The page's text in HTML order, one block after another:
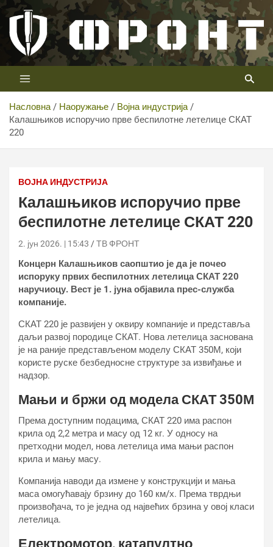
Скип
цонтент
Телевизија ФРОНТ
Први војни канал у Србији
Насловна Наоружање
Војна индустрија
Калашњиков испоручио прве беспилотне летелице СКАТ
220
ВОЈНА ИНДУСТРИЈА
Калашњиков испоручио прве
беспилотне летелице СКАТ 220
2. јун 2026. | 15:43 ТВ ФРОНТ
Концерн Калашњиков саопштио је да је почео
испоруку првих беспилотних летелица СКАТ 220
наручиоцу. Вест је 1. јуна објавила прес-служба
компаније.
СКАТ 220 је развијен у оквиру компаније и представља
даљи развој породице СКАТ. Нова летелица заснована
је на раније представљеном моделу СКАТ 350М, који
користе руске безбедносне структуре за извиђање и
надзор.
Мањи и бржи од модела СКАТ 350М
Према доступним подацима, СКАТ 220 има распон
крила од 2,2 метра и масу од 12 кг. У односу на
претходни модел, нова летелица има мањи распон
крила и мању масу.
Компанија наводи да измене у конструкцији и мања
маса омогућавају брзину до 160 км/х. Према тврдњи
произвођача, то је једна од највећих брзина у овој класи
летелица.
Електромотор, катапултно